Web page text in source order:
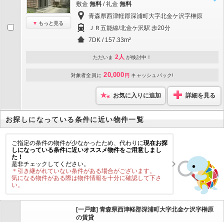
もっと見る
敷金 無料 / 礼金 無料
青森県西津軽郡深浦町大字北金ケ沢字榊原
ＪＲ五能線/北金ケ沢駅 歩20分
7DK / 157.33m²
ただいま 2人 が検討中！
対象者全員に 20,000 円 キャッシュバック!
お気に入りに追加 詳細を見る
お探しになっている条件に近い物件一覧
ご指定の条件の物件が少なかったため、代わりに現在お探
しになっている条件に近いオススメ物件をご用意しまし
た！
是非チェックしてください。
＊引き継がれていない条件がある場合がございます。
気になる物件がある際は物件情報を十分に確認して下さ
い。
[一戸建] 青森県西津軽郡深浦町大字北金ケ沢字榊原
の賃貸